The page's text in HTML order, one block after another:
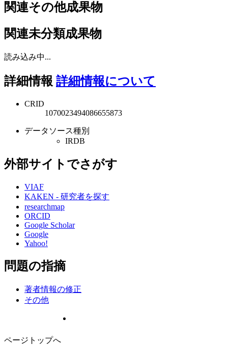
関連その他成果物
関連未分類成果物
読み込み中...
詳細情報 詳細情報について
CRID
1070023494086655873
データソース種別
IRDB
外部サイトでさがす
VIAF
KAKEN - 研究者を探す
researchmap
ORCID
Google Scholar
Google
Yahoo!
問題の指摘
著者情報の修正
その他
ページトップへ